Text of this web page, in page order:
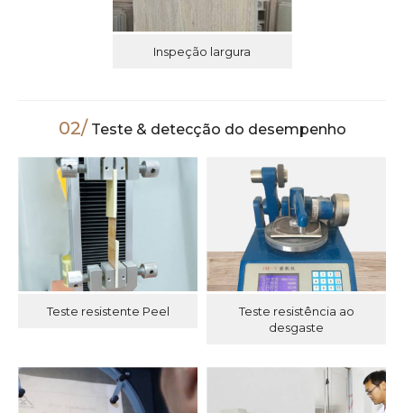
Inspeção largura
02/ Teste & detecção do desempenho
Teste resistente Peel
Teste resistência ao
desgaste